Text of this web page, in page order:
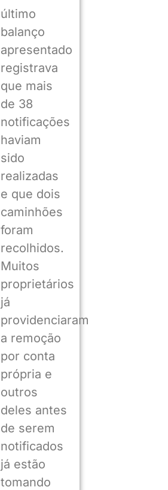
último
balanço
apresentado
registrava
que mais
de 38
notificações
haviam
sido
realizadas
e que dois
caminhões
foram
recolhidos.
Muitos
proprietários
já
providenciaram
a remoção
por conta
própria e
outros
deles antes
de serem
notificados
já estão
tomando